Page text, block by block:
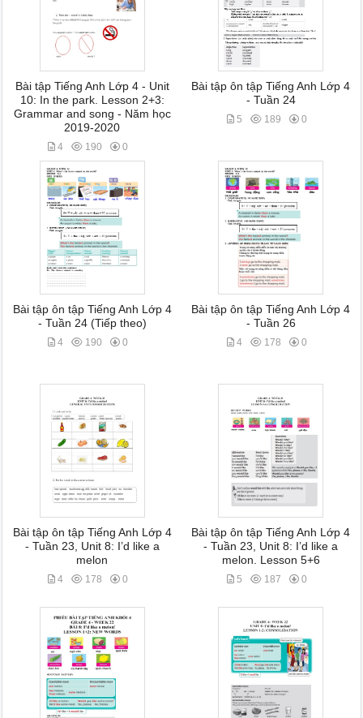
Bài tập Tiếng Anh Lớp 4 - Unit
10: In the park. Lesson 2+3:
Grammar and song - Năm học
2019-2020
4 190 0
Bài tập ôn tập Tiếng Anh Lớp 4
- Tuần 24
5 189 0
Bài tập ôn tập Tiếng Anh Lớp 4
- Tuần 24 (Tiếp theo)
4 190 0
Bài tập ôn tập Tiếng Anh Lớp 4
- Tuần 26
4 178 0
Bài tập ôn tập Tiếng Anh Lớp 4
- Tuần 23, Unit 8: I’d like a
melon
4 178 0
Bài tập ôn tập Tiếng Anh Lớp 4
- Tuần 23, Unit 8: I’d like a
melon. Lesson 5+6
5 187 0